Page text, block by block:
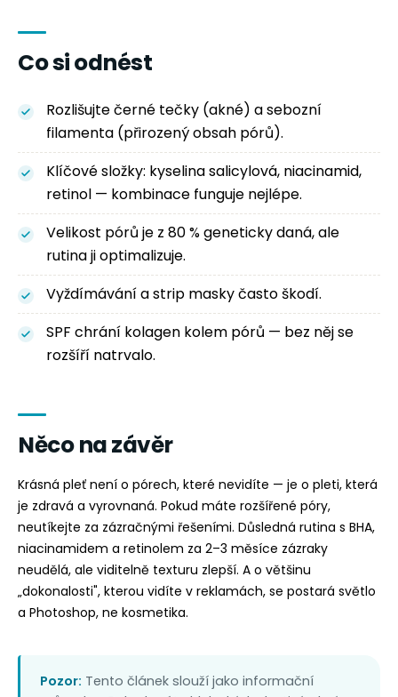
Co si odnést
Rozlišujte černé tečky (akné) a sebozní
filamenta (přirozený obsah pórů).
Klíčové složky: kyselina salicylová, niacinamid,
retinol — kombinace funguje nejlépe.
Velikost pórů je z 80 % geneticky daná, ale
rutina ji optimalizuje.
Vyždímávání a strip masky často škodí.
SPF chrání kolagen kolem pórů — bez něj se
rozšíří natrvalo.
Něco na závěr
Krásná pleť není o pórech, které nevidíte — je o pleti, která
je zdravá a vyrovnaná. Pokud máte rozšířené póry,
neutíkejte za zázračnými řešeními. Důsledná rutina s BHA,
niacinamidem a retinolem za 2–3 měsíce zázraky
neudělá, ale viditelně texturu zlepší. A o většinu
„dokonalosti", kterou vidíte v reklamách, se postará světlo
a Photoshop, ne kosmetika.
Pozor: Tento článek slouží jako informační